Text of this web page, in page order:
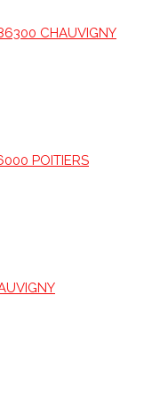
CHAUVIGNY
POITIERS